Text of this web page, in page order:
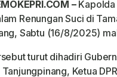
–Kapolda
Renungan Suci di
Sabtu (16/8/2025)
turut dihadiri
Ketua